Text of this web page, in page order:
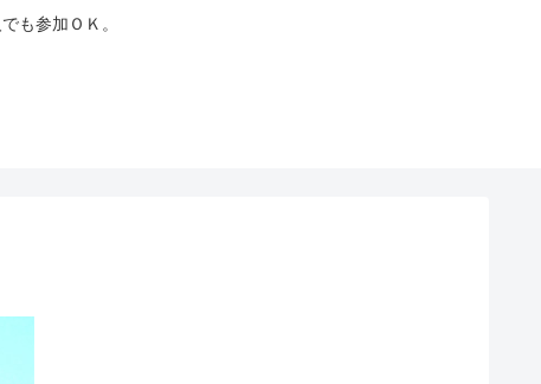
も参加ＯＫ。